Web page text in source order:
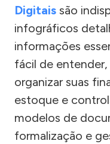
Digitais são
infográficos
informações
fácil de entender,
organizar suas
estoque e
modelos de
formalização e